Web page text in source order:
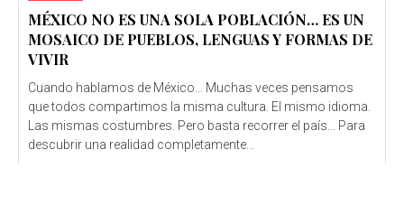
MÉXICO NO ES UNA SOLA POBLACIÓN… ES UN
MOSAICO DE PUEBLOS, LENGUAS Y FORMAS DE
VIVIR
Cuando hablamos de México… Muchas veces pensamos
que todos compartimos la misma cultura. El mismo idioma.
Las mismas costumbres. Pero basta recorrer el país… Para
descubrir una realidad completamente...